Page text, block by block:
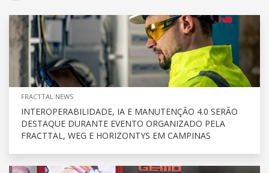
FRACTTAL NEWS
INTEROPERABILIDADE, IA E MANUTENÇÃO 4.0 SERÃO
DESTAQUE DURANTE EVENTO ORGANIZADO PELA
FRACTTAL, WEG E HORIZONTYS EM CAMPINAS